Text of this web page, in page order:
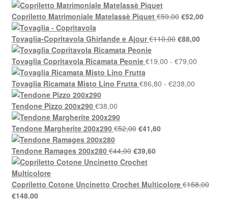
prezzo:
€46,50
€58,00
Copriletto Matrimoniale Matelassè Piquet €59,00 Il
originale
€59,00.
€52,00Il
Tovaglia-Copritavola Ghirlande e Ajour €110,00 Il
originale
€110,00.
€88,00Il
Tovaglia Copritavola Ricamata Peonie €19,00 - €79,00Fascia
Tovaglia Ricamata Misto Lino Frutta €86,80 - €238,00Fascia
Tendone Pizzo 200x290 €38,00
Tendone Margherite 200x290 €52,00 Il
originale
era:
€41,60Il
Tendone Ramages 200x280 €44,00 Il
prezzo
era:
€39,60Il
è:
Copriletto Cotone Uncinetto Crochet Multicolore €158,00
Il
€148,00Il